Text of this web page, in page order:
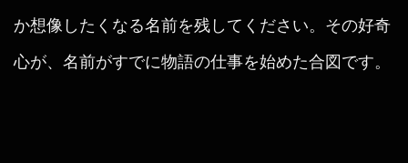
か想像したくなる名前を残してください。その好奇
心が、名前がすでに物語の仕事を始めた合図です。